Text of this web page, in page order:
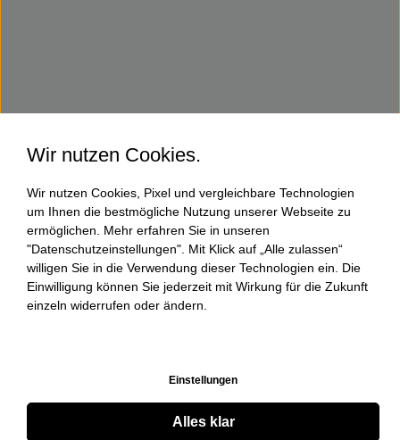
Wir nutzen Cookies.
Wir nutzen Cookies, Pixel und vergleichbare Technologien
um Ihnen die bestmögliche Nutzung unserer Webseite zu
ermöglichen. Mehr erfahren Sie in unseren
"Datenschutzeinstellungen". Mit Klick auf „Alle zulassen“
willigen Sie in die Verwendung dieser Technologien ein. Die
Einwilligung können Sie jederzeit mit Wirkung für die Zukunft
einzeln widerrufen oder ändern.
Einstellungen
Alles klar